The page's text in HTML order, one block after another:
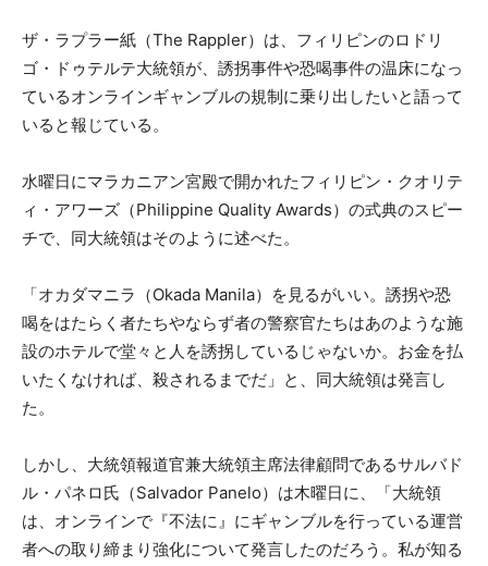
ザ・ラプラー紙（The Rappler）は、フィリピンのロドリ
ゴ・ドゥテルテ大統領が、誘拐事件や恐喝事件の温床になっ
ているオンラインギャンブルの規制に乗り出したいと語って
いると報じている。
水曜日にマラカニアン宮殿で開かれたフィリピン・クオリテ
ィ・アワーズ（Philippine Quality Awards）の式典のスピー
チで、同大統領はそのように述べた。
「オカダマニラ（Okada Manila）を見るがいい。誘拐や恐
喝をはたらく者たちやならず者の警察官たちはあのような施
設のホテルで堂々と人を誘拐しているじゃないか。お金を払
いたくなければ、殺されるまでだ」と、同大統領は発言し
た。
しかし、大統領報道官兼大統領主席法律顧問であるサルバド
ル・パネロ氏（Salvador Panelo）は木曜日に、「大統領
は、オンラインで『不法に』にギャンブルを行っている運営
者への取り締まり強化について発言したのだろう。私が知る